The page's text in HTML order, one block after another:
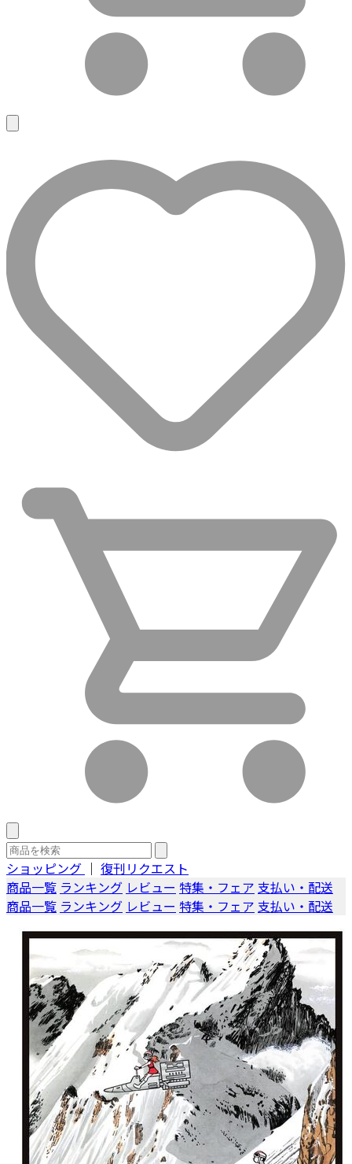
ショッピング ｜ 復刊リクエスト
商品一覧 ランキング レビュー 特集・フェア 支払い・配送
商品一覧 ランキング レビュー 特集・フェア 支払い・配送